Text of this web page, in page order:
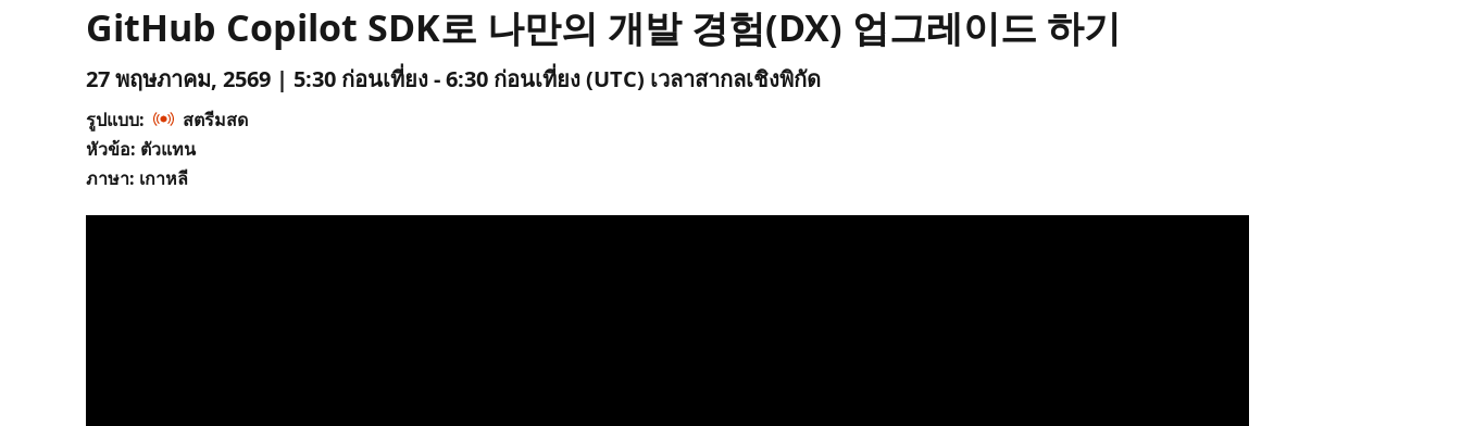
GitHub Copilot SDK로 나만의 개발 경험(DX) 업그레이드 하기
27 พฤษภาคม, 2569 | 5:30 ก่อนเที่ยง - 6:30 ก่อนเที่ยง (UTC) เวลาสากลเชิงพิกัด
รูปแบบ:
สตรีมสด
หัวข้อ: ตัวแทน
ภาษา: เกาหลี